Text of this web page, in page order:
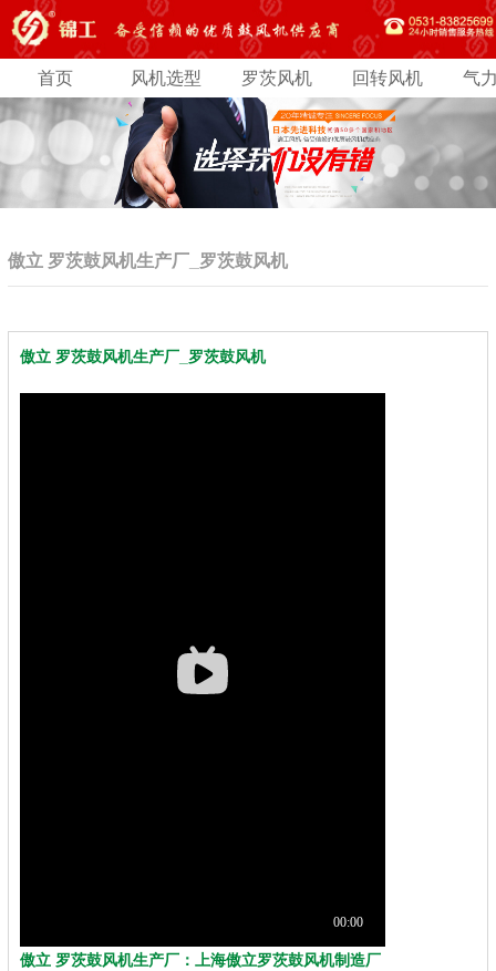
首页 风机选型 罗茨风机 回转风机 气
傲立 罗茨鼓风机生产厂_罗茨鼓风机
傲立 罗茨鼓风机生产厂_罗茨鼓风机
傲立 罗茨鼓风机生产厂：上海傲立罗茨鼓风机制造厂